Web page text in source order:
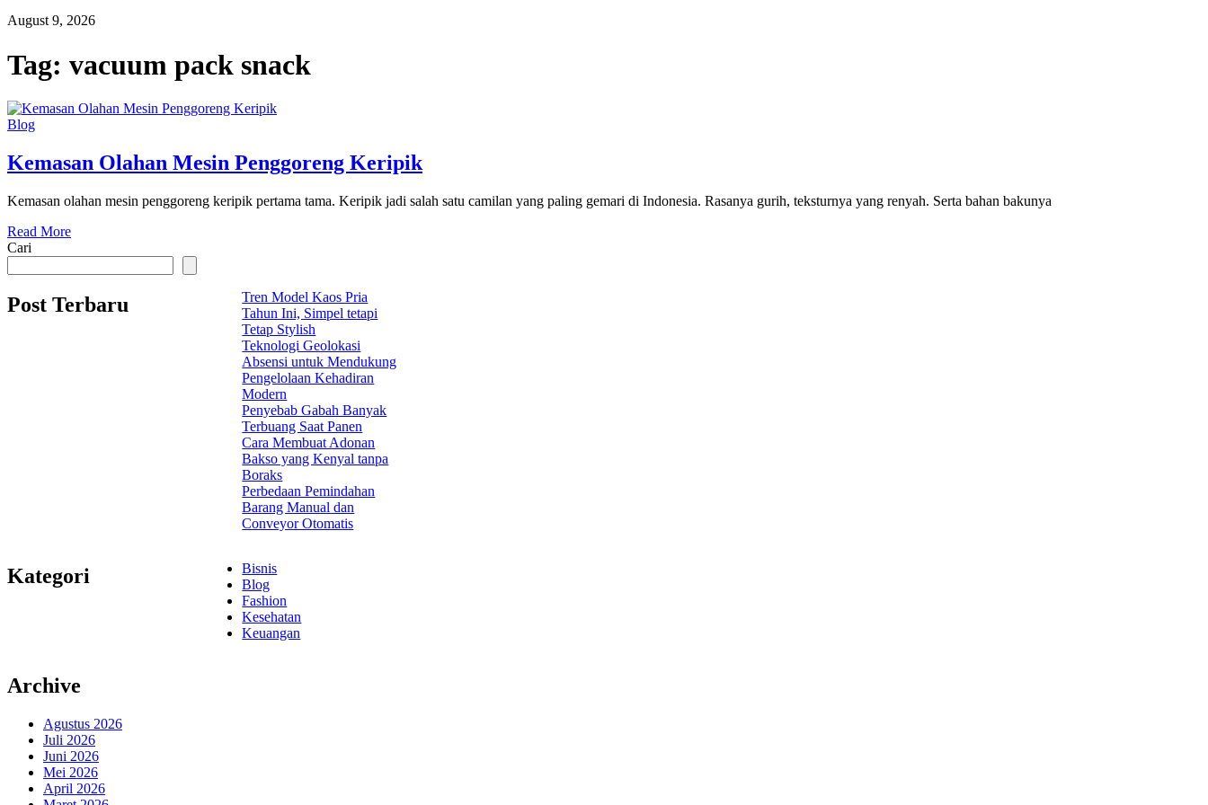
August 9, 2026
Tag: vacuum pack snack
Blog
Kemasan Olahan Mesin Penggoreng Keripik
Kemasan olahan mesin penggoreng keripik pertama tama. Keripik jadi salah satu camilan yang paling gemari di Indonesia. Rasanya gurih, teksturnya yang renyah. Serta bahan bakunya
Read More
Cari
Post Terbaru
Tren Model Kaos Pria
Tahun Ini, Simpel tetapi
Tetap Stylish
Teknologi Geolokasi
Absensi untuk Mendukung
Pengelolaan Kehadiran
Modern
Penyebab Gabah Banyak
Terbuang Saat Panen
Cara Membuat Adonan
Bakso yang Kenyal tanpa
Boraks
Perbedaan Pemindahan
Barang Manual dan
Conveyor Otomatis
Kategori
Bisnis
Blog
Fashion
Kesehatan
Keuangan
Archive
Agustus 2026
Juli 2026
Juni 2026
Mei 2026
April 2026